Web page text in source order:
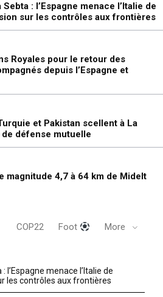
: l’Espagne menace l’Italie de
sur les contrôles aux frontières
Royales pour le retour des
depuis l’Espagne et
et Pakistan scellent à La
défense mutuelle
magnitude 4,7 à 64 km de Midelt
COP22 Foot More
l’Espagne menace l’Italie de
les contrôles aux frontières